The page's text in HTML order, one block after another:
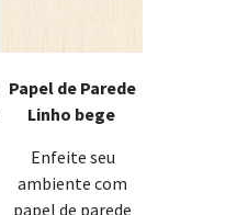
Papel de Parede
Linho bege
Enfeite seu
ambiente com
papel de parede